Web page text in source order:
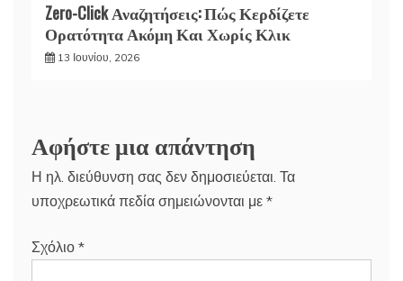
Zero-Click Αναζητήσεις: Πώς Κερδίζετε
Ορατότητα Ακόμη Και Χωρίς Κλικ
13 Ιουνίου, 2026
Αφήστε μια απάντηση
Η ηλ. διεύθυνση σας δεν δημοσιεύεται. Τα
υποχρεωτικά πεδία σημειώνονται με *
Σχόλιο *